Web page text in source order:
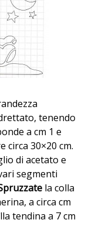
tenendo
a cm 1 e
circa 30×20 cm.
di acetato e
segmenti
la colla
a circa cm
tendina a 7 cm